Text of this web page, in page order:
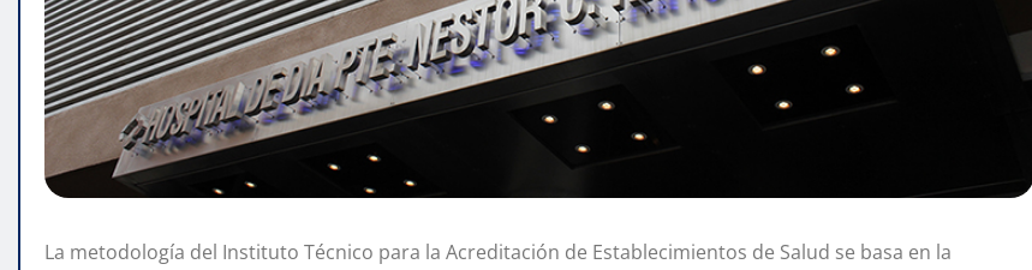
La metodología del Instituto Técnico para la Acreditación de Establecimientos de Salud se basa en la